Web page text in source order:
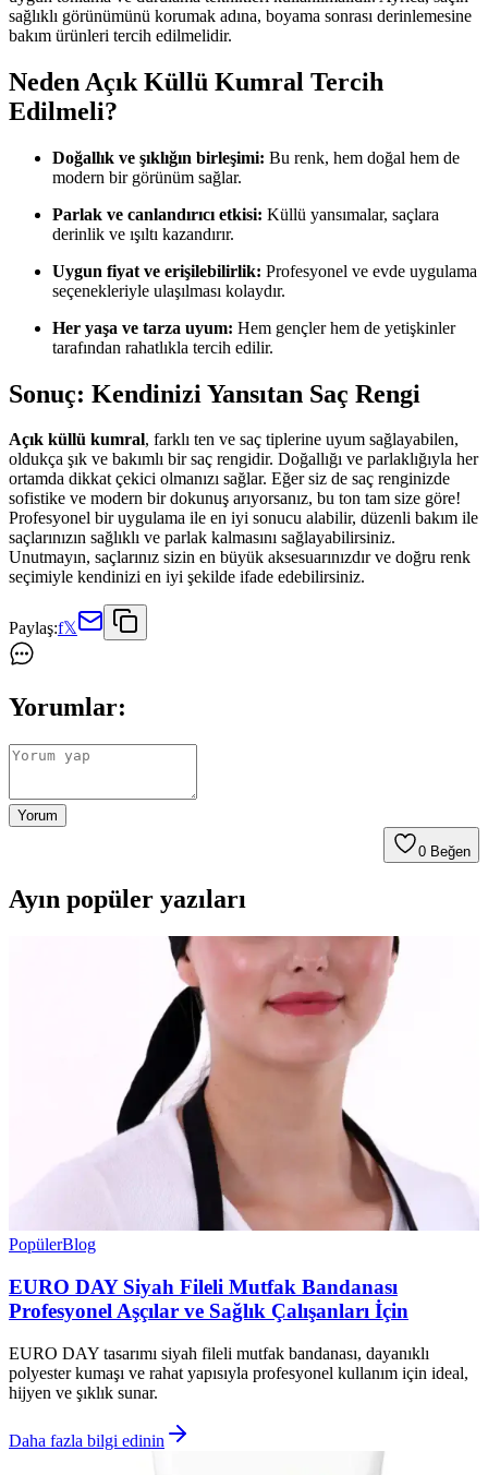
sağlıklı görünümünü korumak adına, boyama sonrası derinlemesine
bakım ürünleri tercih edilmelidir.
Neden Açık Küllü Kumral Tercih
Edilmeli?
Doğallık ve şıklığın birleşimi: Bu renk, hem doğal hem de
modern bir görünüm sağlar.
Parlak ve canlandırıcı etkisi: Küllü yansımalar, saçlara
derinlik ve ışıltı kazandırır.
Uygun fiyat ve erişilebilirlik: Profesyonel ve evde uygulama
seçenekleriyle ulaşılması kolaydır.
Her yaşa ve tarza uyum: Hem gençler hem de yetişkinler
tarafından rahatlıkla tercih edilir.
Sonuç: Kendinizi Yansıtan Saç Rengi
Açık küllü kumral, farklı ten ve saç tiplerine uyum sağlayabilen,
oldukça şık ve bakımlı bir saç rengidir. Doğallığı ve parlaklığıyla her
ortamda dikkat çekici olmanızı sağlar. Eğer siz de saç renginizde
sofistike ve modern bir dokunuş arıyorsanız, bu ton tam size göre!
Profesyonel bir uygulama ile en iyi sonucu alabilir, düzenli bakım ile
saçlarınızın sağlıklı ve parlak kalmasını sağlayabilirsiniz.
Unutmayın, saçlarınız sizin en büyük aksesuarınızdır ve doğru renk
seçimiyle kendinizi en iyi şekilde ifade edebilirsiniz.
Paylaş:f𝕏
Yorumlar:
Yorum
0 Beğen
Ayın popüler yazıları
PopülerBlog
EURO DAY Siyah Fileli Mutfak Bandanası
Profesyonel Aşçılar ve Sağlık Çalışanları İçin
EURO DAY tasarımı siyah fileli mutfak bandanası, dayanıklı
polyester kumaşı ve rahat yapısıyla profesyonel kullanım için ideal,
hijyen ve şıklık sunar.
Daha fazla bilgi edinin